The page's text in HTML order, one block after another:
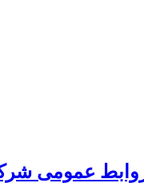
عمومی